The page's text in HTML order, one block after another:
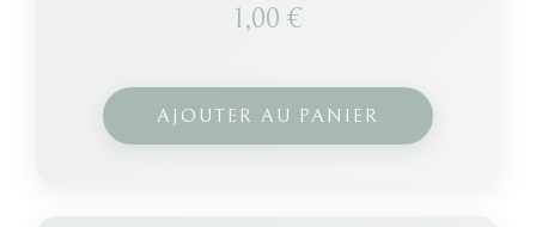
1,00 €
AJOUTER AU PANIER